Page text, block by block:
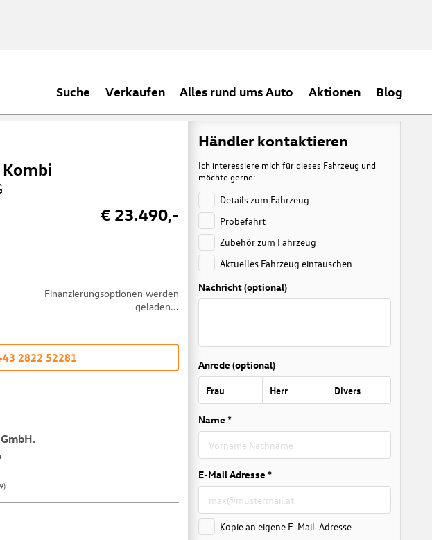
Suche Verkaufen Alles rund ums Auto Aktionen Blog
Kombi
Finanzierungsoptionen werden
geladen...
€ 23.490,-
2822 52281
Händler kontaktieren
Ich interessiere mich für dieses Fahrzeug und
möchte gerne:
Details zum Fahrzeug
Probefahrt
Zubehör zum Fahrzeug
Aktuelles Fahrzeug eintauschen
Nachricht (optional)
Anrede (optional)
Frau Herr Divers
Name *
E-Mail Adresse *
Kopie an eigene E-Mail-Adresse